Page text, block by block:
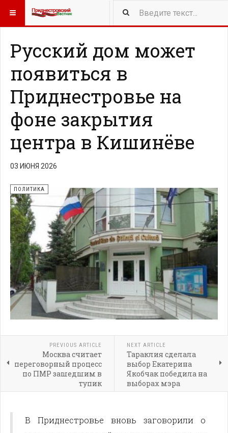
418 NEW ARTICLES
Русский дом может
появиться в
Приднестровье на
фоне закрытия
центра в Кишинёве
03 ИЮНЯ 2026
ПОЛИТИКА
PREVIOUS ARTICLE
Москва считает
переговорный процесс
по ПМР зашедшим в
тупик
NEXT ARTICLE
Тараклия сделала
выбор Екатерина
Якобчак победила на
выборах мэра
В Приднестровье вновь заговорили о